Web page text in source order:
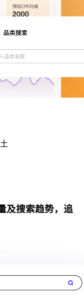
及搜索趋势，追